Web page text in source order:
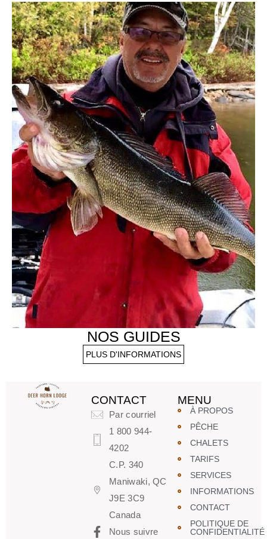
NOS GUIDES
PLUS D'INFORMATIONS
CONTACT
Par courriel
1 800 944-
4202
C.P. 340
Maniwaki, QC
J9E 3C9
Canada
Nous suivre
MENU
À PROPOS
PÊCHE
CHALETS
TARIFS
SERVICES
INFORMATIONS
CONTACT
POLITIQUE DE
CONFIDENTIALITÉ